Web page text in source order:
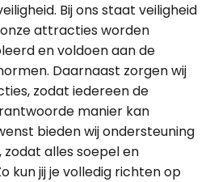
Bij ons staat veiligheid
attracties worden
en voldoen aan de
Daarnaast zorgen wij
zodat iedereen de
manier kan
bieden wij ondersteuning
alles soepel en
kun jij je volledig richten op